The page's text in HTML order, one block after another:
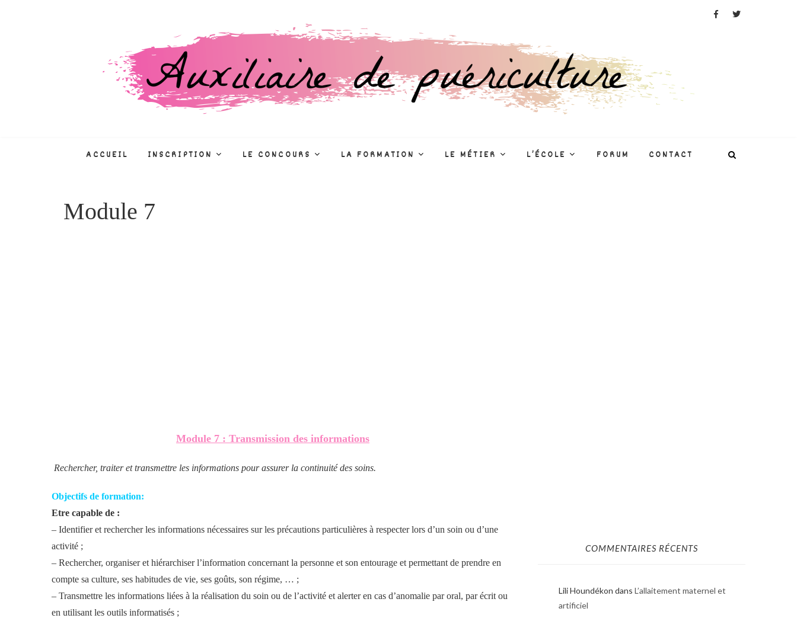
ACCUEIL INSCRIPTION LE CONCOURS LA FORMATION LE MÉTIER L’ÉCOLE FORUM CONTACT
Module 7
Module 7 : Transmission des informations
Rechercher, traiter et transmettre les informations pour assurer la continuité des soins.
Objectifs de formation:
Etre capable de :
– Identifier et rechercher les informations nécessaires sur les précautions particulières à respecter lors d’un soin ou d’une
activité ;
– Rechercher, organiser et hiérarchiser l’information concernant la personne et son entourage et permettant de prendre en
compte sa culture, ses habitudes de vie, ses goûts, son régime, … ;
– Transmettre les informations liées à la réalisation du soin ou de l’activité et alerter en cas d’anomalie par oral, par écrit ou
en utilisant les outils informatisés ;
COMMENTAIRES RÉCENTS
Lili Houndékon dans L’allaitement maternel et
artificiel